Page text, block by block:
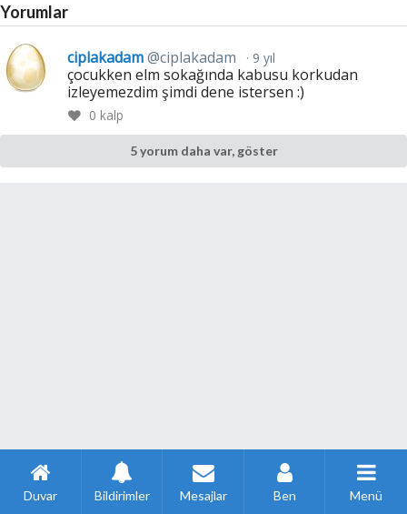
Yorumlar
ciplakadam@ciplakadam 9 yıl
çocukken elm sokağında kabusu korkudan
izleyemezdim şimdi dene istersen :)
0 kalp
5 yorum daha var, göster
Duvar Bildirimler Mesajlar Ben Menü